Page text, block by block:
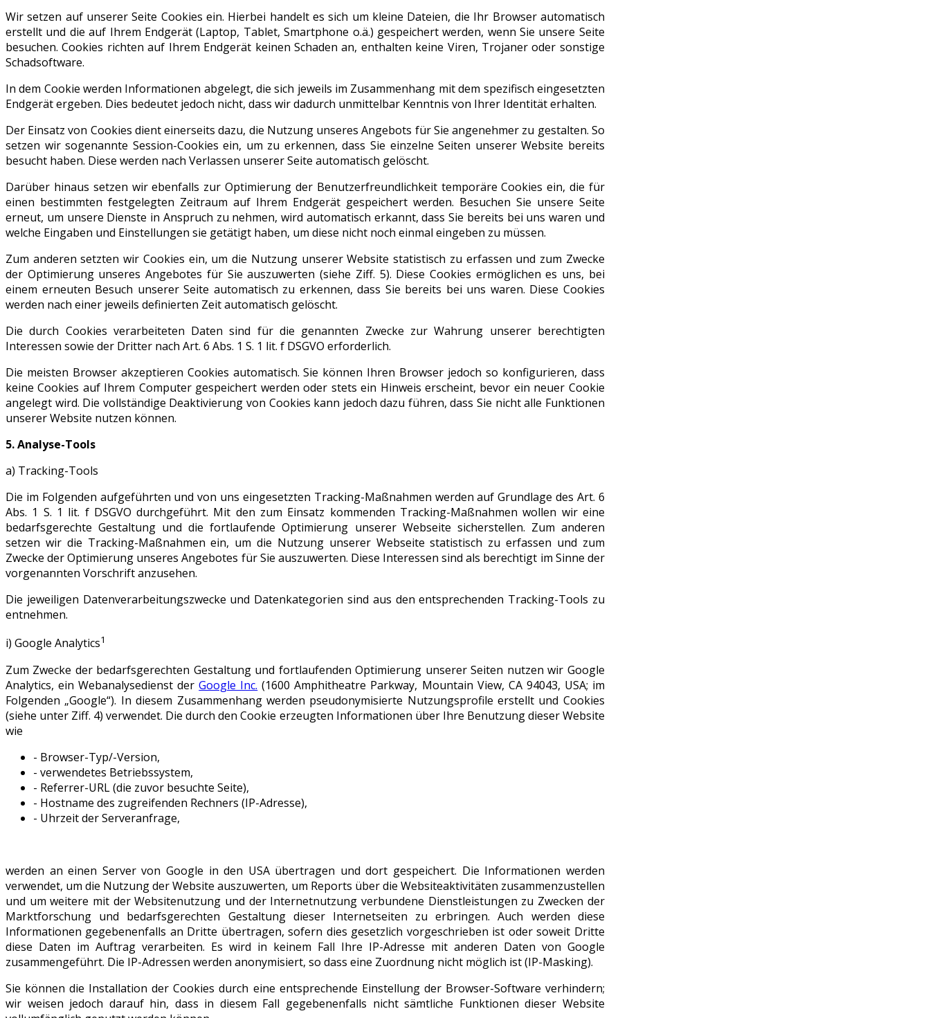
Wir setzen auf unserer Seite Cookies ein. Hierbei handelt es sich um kleine Dateien, die Ihr Browser automatisch
erstellt und die auf Ihrem Endgerät (Laptop, Tablet, Smartphone o.ä.) gespeichert werden, wenn Sie unsere Seite
besuchen. Cookies richten auf Ihrem Endgerät keinen Schaden an, enthalten keine Viren, Trojaner oder sonstige
Schadsoftware.
In dem Cookie werden Informationen abgelegt, die sich jeweils im Zusammenhang mit dem spezifisch eingesetzten
Endgerät ergeben. Dies bedeutet jedoch nicht, dass wir dadurch unmittelbar Kenntnis von Ihrer Identität erhalten.
Der Einsatz von Cookies dient einerseits dazu, die Nutzung unseres Angebots für Sie angenehmer zu gestalten. So
setzen wir sogenannte Session-Cookies ein, um zu erkennen, dass Sie einzelne Seiten unserer Website bereits
besucht haben. Diese werden nach Verlassen unserer Seite automatisch gelöscht.
Darüber hinaus setzen wir ebenfalls zur Optimierung der Benutzerfreundlichkeit temporäre Cookies ein, die für
einen bestimmten festgelegten Zeitraum auf Ihrem Endgerät gespeichert werden. Besuchen Sie unsere Seite
erneut, um unsere Dienste in Anspruch zu nehmen, wird automatisch erkannt, dass Sie bereits bei uns waren und
welche Eingaben und Einstellungen sie getätigt haben, um diese nicht noch einmal eingeben zu müssen.
Zum anderen setzten wir Cookies ein, um die Nutzung unserer Website statistisch zu erfassen und zum Zwecke
der Optimierung unseres Angebotes für Sie auszuwerten (siehe Ziff. 5). Diese Cookies ermöglichen es uns, bei
einem erneuten Besuch unserer Seite automatisch zu erkennen, dass Sie bereits bei uns waren. Diese Cookies
werden nach einer jeweils definierten Zeit automatisch gelöscht.
Die durch Cookies verarbeiteten Daten sind für die genannten Zwecke zur Wahrung unserer berechtigten
Interessen sowie der Dritter nach Art. 6 Abs. 1 S. 1 lit. f DSGVO erforderlich.
Die meisten Browser akzeptieren Cookies automatisch. Sie können Ihren Browser jedoch so konfigurieren, dass
keine Cookies auf Ihrem Computer gespeichert werden oder stets ein Hinweis erscheint, bevor ein neuer Cookie
angelegt wird. Die vollständige Deaktivierung von Cookies kann jedoch dazu führen, dass Sie nicht alle Funktionen
unserer Website nutzen können.
5. Analyse-Tools
a) Tracking-Tools
Die im Folgenden aufgeführten und von uns eingesetzten Tracking-Maßnahmen werden auf Grundlage des Art. 6
Abs. 1 S. 1 lit. f DSGVO durchgeführt. Mit den zum Einsatz kommenden Tracking-Maßnahmen wollen wir eine
bedarfsgerechte Gestaltung und die fortlaufende Optimierung unserer Webseite sicherstellen. Zum anderen
setzen wir die Tracking-Maßnahmen ein, um die Nutzung unserer Webseite statistisch zu erfassen und zum
Zwecke der Optimierung unseres Angebotes für Sie auszuwerten. Diese Interessen sind als berechtigt im Sinne der
vorgenannten Vorschrift anzusehen.
Die jeweiligen Datenverarbeitungszwecke und Datenkategorien sind aus den entsprechenden Tracking-Tools zu
entnehmen.
i) Google Analytics1
Zum Zwecke der bedarfsgerechten Gestaltung und fortlaufenden Optimierung unserer Seiten nutzen wir Google
Analytics, ein Webanalysedienst derGoogle Inc. (1600 Amphitheatre Parkway, Mountain View, CA 94043, USA; im
Folgenden „Google“). In diesem Zusammenhang werden pseudonymisierte Nutzungsprofile erstellt und Cookies
(siehe unter Ziff. 4) verwendet. Die durch den Cookie erzeugten Informationen über Ihre Benutzung dieser Website
wie
- Browser-Typ/-Version,
- verwendetes Betriebssystem,
- Referrer-URL (die zuvor besuchte Seite),
- Hostname des zugreifenden Rechners (IP-Adresse),
- Uhrzeit der Serveranfrage,
werden an einen Server von Google in den USA übertragen und dort gespeichert. Die Informationen werden
verwendet, um die Nutzung der Website auszuwerten, um Reports über die Websiteaktivitäten zusammenzustellen
und um weitere mit der Websitenutzung und der Internetnutzung verbundene Dienstleistungen zu Zwecken der
Marktforschung und bedarfsgerechten Gestaltung dieser Internetseiten zu erbringen. Auch werden diese
Informationen gegebenenfalls an Dritte übertragen, sofern dies gesetzlich vorgeschrieben ist oder soweit Dritte
diese Daten im Auftrag verarbeiten. Es wird in keinem Fall Ihre IP-Adresse mit anderen Daten von Google
zusammengeführt. Die IP-Adressen werden anonymisiert, so dass eine Zuordnung nicht möglich ist (IP-Masking).
Sie können die Installation der Cookies durch eine entsprechende Einstellung der Browser-Software verhindern;
wir weisen jedoch darauf hin, dass in diesem Fall gegebenenfalls nicht sämtliche Funktionen dieser Website